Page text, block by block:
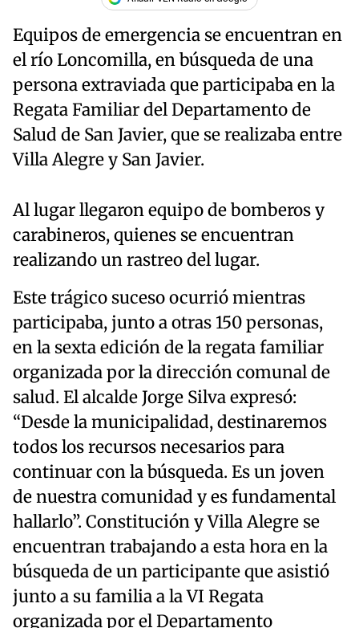
Equipos de emergencia se encuentran en
el río Loncomilla, en búsqueda de una
persona extraviada que participaba en la
Regata Familiar del Departamento de
Salud de San Javier, que se realizaba entre
Villa Alegre y San Javier.
Al lugar llegaron equipo de bomberos y
carabineros, quienes se encuentran
realizando un rastreo del lugar.
Este trágico suceso ocurrió mientras
participaba, junto a otras 150 personas,
en la sexta edición de la regata familiar
organizada por la dirección comunal de
salud. El alcalde Jorge Silva expresó:
“Desde la municipalidad, destinaremos
todos los recursos necesarios para
continuar con la búsqueda. Es un joven
de nuestra comunidad y es fundamental
hallarlo”. Constitución y Villa Alegre se
encuentran trabajando a esta hora en la
búsqueda de un participante que asistió
junto a su familia a la VI Regata
organizada por el Departamento